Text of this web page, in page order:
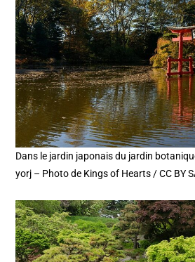
Dans le jardin japonais du jardin
yorj – Photo de Kings of Hearts / CC BY